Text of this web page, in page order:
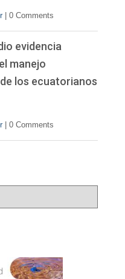
0 Comments
evidencia
manejo
los ecuatorianos
0 Comments